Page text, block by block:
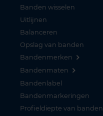
Banden wisselen
Uitlijnen
Balanceren
Opslag van banden
Bandenmerken
Bandenmaten
Bandenlabel
Bandenmarkeringen
Profieldiepte van banden